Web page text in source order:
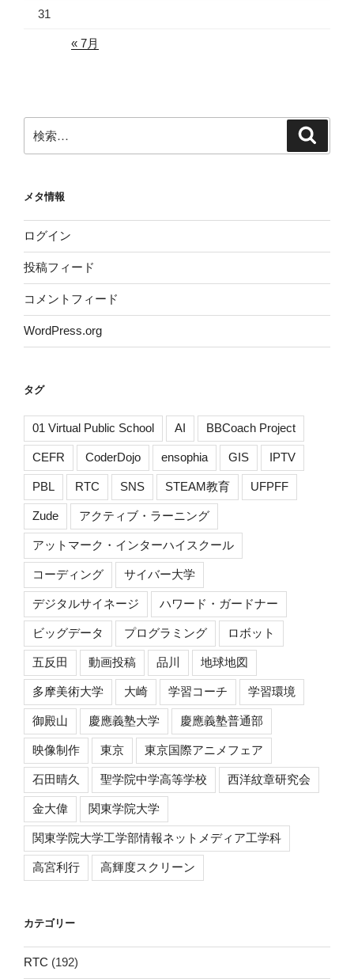
31
« 7月
索:
メタ情報
ログイン
投稿フィード
コメントフィード
WordPress.org
タグ
01 Virtual Public School AI BBCoach Project
CEFR CoderDojo ensophia GIS IPTV
PBL RTC SNS STEAM教育 UFPFF
Zude アクティブ・ラーニング
アットマーク・インターハイスクール
コーディング サイバー大学
デジタルサイネージ ハワード・ガードナー
ビッグデータ プログラミング ロボット
五反田 動画投稿 品川 地球地図
多摩美術大学 大崎 学習コーチ 学習環境
御殿山 慶應義塾大学 慶應義塾普通部
映像制作 東京 東京国際アニメフェア
石田晴久 聖学院中学高等学校 西洋紋章研究会
金大偉 関東学院大学
関東学院大学工学部情報ネットメディア工学科
高宮利行 高輝度スクリーン
カテゴリー
RTC (192)